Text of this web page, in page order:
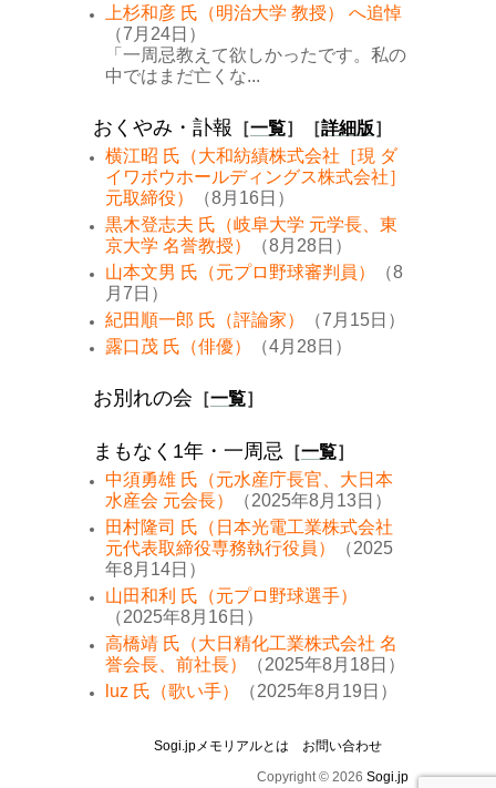
上杉和彦 氏（明治大学 教授） へ追悼
（7月24日）
「一周忌教えて欲しかったです。私の
中ではまだ亡くな...
おくやみ・訃報 ［一覧］［詳細版］
横江昭 氏（大和紡績株式会社［現 ダ
イワボウホールディングス株式会社］
元取締役）
（8月16日）
黒木登志夫 氏（岐阜大学 元学長、東
京大学 名誉教授）
（8月28日）
山本文男 氏（元プロ野球審判員）
（8
月7日）
紀田順一郎 氏（評論家）
（7月15日）
露口茂 氏（俳優）
（4月28日）
お別れの会 ［一覧］
まもなく1年・一周忌 ［一覧］
中須勇雄 氏（元水産庁長官、大日本
水産会 元会長）
（2025年8月13日）
田村隆司 氏（日本光電工業株式会社
元代表取締役専務執行役員）
（2025
年8月14日）
山田和利 氏（元プロ野球選手）
（2025年8月16日）
高橋靖 氏（大日精化工業株式会社 名
誉会長、前社長）
（2025年8月18日）
luz 氏（歌い手）
（2025年8月19日）
Sogi.jpメモリアルとは
お問い合わせ
Copyright © 2026 Sogi.jp